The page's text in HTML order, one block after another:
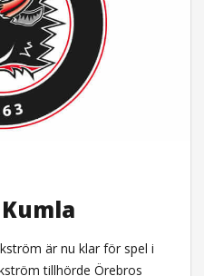
är nu klar för spel i
tillhörde Örebros